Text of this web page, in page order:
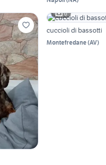
6
cuccioli di bassotti
Montefredane(AV)